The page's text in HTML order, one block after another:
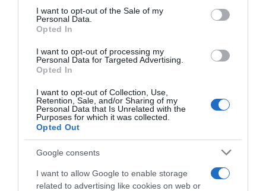
consent section.
I want to opt-out of the Sale of my
Personal Data.
Opted In
I want to opt-out of processing my
Personal Data for Targeted Advertising.
Opted In
I want to opt-out of Collection, Use,
Retention, Sale, and/or Sharing of my
Personal Data that Is Unrelated with the
Purposes for which it was collected.
Opted Out
Google consents
I want to allow Google to enable storage
related to advertising like cookies on web or
Nagy bejelentést tett Kabai András